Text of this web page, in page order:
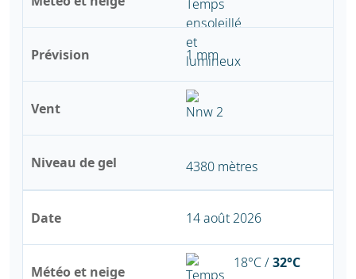
Prévision
Vent
Niveau de gel
1 mm
4380 mètres
Date
Météo et neige
14 août 2026
18°C /32°C